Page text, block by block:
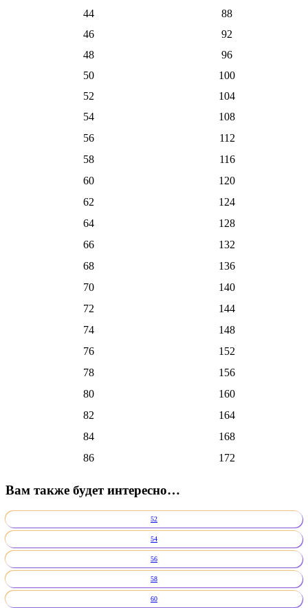
44
88
46
92
48
96
50
100
52
104
54
108
56
112
58
116
60
120
62
124
64
128
66
132
68
136
70
140
72
144
74
148
76
152
78
156
80
160
82
164
84
168
86
172
Вам также будет интересно…
52
54
56
58
60